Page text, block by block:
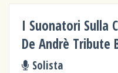
I Suonatori Sulla
De Andrè Tribute
Solista